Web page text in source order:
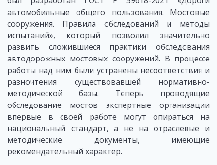
автомобильные общего пользования. Мостовые
сооружения. Правила обследований и методы
испытаний», который позволил значительно
развить сложившиеся практики обследования
автодорожных мостовых сооружений. В процессе
работы над ним были устранены несоответствия и
разночтения существовавшей нормативно-
методической базы. Теперь проводящие
обследование мостов экспертные организации
впервые в своей работе могут опираться на
национальный стандарт, а не на отраслевые и
методические документы, имеющие
рекомендательный характер.